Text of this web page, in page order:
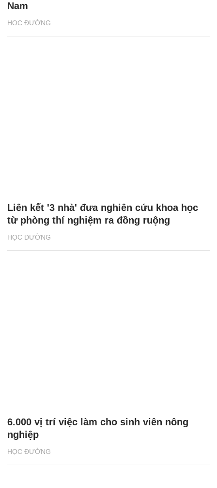
HỌC ĐƯỜNG
Nam
HỌC ĐƯỜNG
Liên kết '3 nhà' đưa nghiên cứu khoa học
từ phòng thí nghiệm ra đồng ruộng
HỌC ĐƯỜNG
6.000 vị trí việc làm cho sinh viên nông
nghiệp